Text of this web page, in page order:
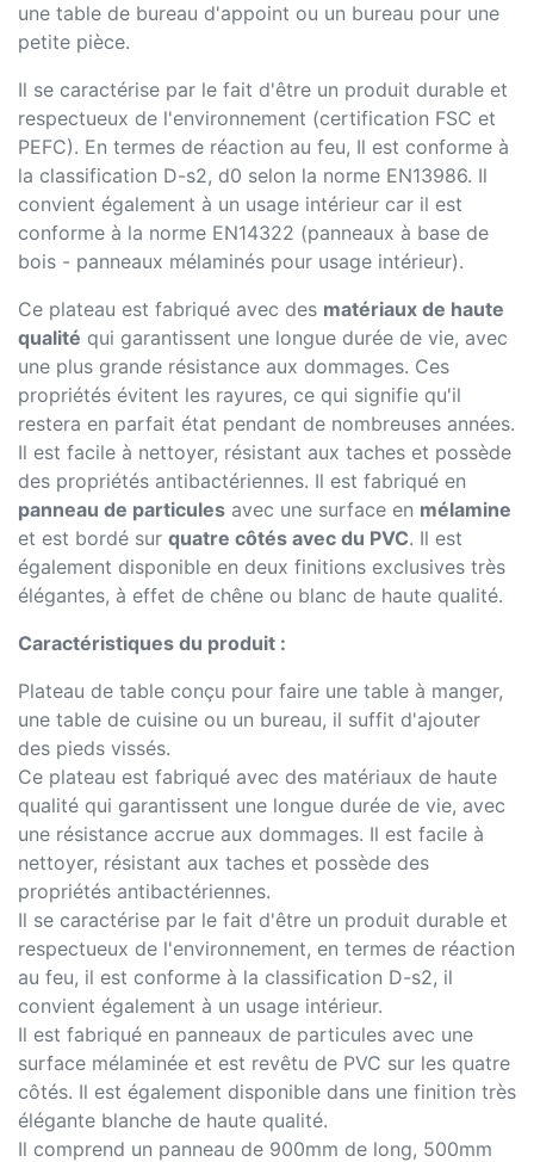
une table de bureau d'appoint ou un bureau pour une
petite pièce.
Il se caractérise par le fait d'être un produit durable et
respectueux de l'environnement (certification FSC et
PEFC). En termes de réaction au feu, Il est conforme à
la classification D-s2, d0 selon la norme EN13986. Il
convient également à un usage intérieur car il est
conforme à la norme EN14322 (panneaux à base de
bois - panneaux mélaminés pour usage intérieur).
Ce plateau est fabriqué avec des matériaux de haute
qualité qui garantissent une longue durée de vie, avec
une plus grande résistance aux dommages. Ces
propriétés évitent les rayures, ce qui signifie qu'il
restera en parfait état pendant de nombreuses années.
Il est facile à nettoyer, résistant aux taches et possède
des propriétés antibactériennes. Il est fabriqué en
panneau de particules avec une surface en mélamine
et est bordé sur quatre côtés avec du PVC. Il est
également disponible en deux finitions exclusives très
élégantes, à effet de chêne ou blanc de haute qualité.
Caractéristiques du produit :
Plateau de table conçu pour faire une table à manger,
une table de cuisine ou un bureau, il suffit d'ajouter
des pieds vissés.
Ce plateau est fabriqué avec des matériaux de haute
qualité qui garantissent une longue durée de vie, avec
une résistance accrue aux dommages. Il est facile à
nettoyer, résistant aux taches et possède des
propriétés antibactériennes.
Il se caractérise par le fait d'être un produit durable et
respectueux de l'environnement, en termes de réaction
au feu, il est conforme à la classification D-s2, il
convient également à un usage intérieur.
Il est fabriqué en panneaux de particules avec une
surface mélaminée et est revêtu de PVC sur les quatre
côtés. Il est également disponible dans une finition très
élégante blanche de haute qualité.
Il comprend un panneau de 900mm de long, 500mm